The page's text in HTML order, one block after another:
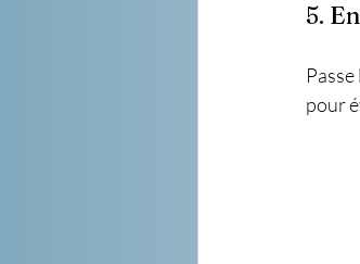
5.
pour